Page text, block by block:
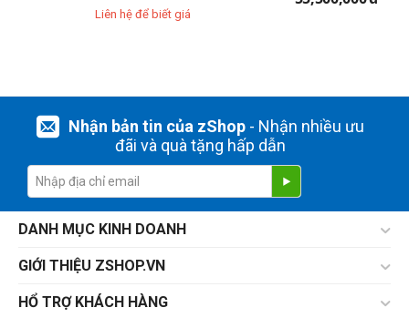
Liên hệ để biết giá
Nhận bản tin của zShop- Nhận nhiều ưu
đãi và quà tặng hấp dẫn
DANH MỤC KINH DOANH
GIỚI THIỆU ZSHOP.VN
HỔ TRỢ KHÁCH HÀNG